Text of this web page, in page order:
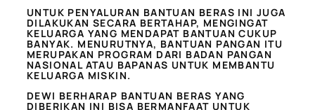
UNTUK PENYALURAN BANTUAN BERAS INI JUGA
DILAKUKAN SECARA BERTAHAP, MENGINGAT
KELUARGA YANG MENDAPAT BANTUAN CUKUP
BANYAK. MENURUTNYA, BANTUAN PANGAN ITU
MERUPAKAN PROGRAM DARI BADAN PANGAN
NASIONAL ATAU BAPANAS UNTUK MEMBANTU
KELUARGA MISKIN.
DEWI BERHARAP BANTUAN BERAS YANG
DIBERIKAN INI BISA BERMANFAAT UNTUK